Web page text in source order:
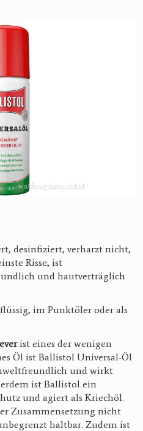
desinfiziert, verharzt nicht,
Risse, ist
und hautverträglich
flüssig, im Punktöler oder als
ist eines der wenigen
Öl ist Ballistol Universal-Öl
und wirkt
ist Ballistol ein
und agiert als Kriechöl.
Zusammensetzung nicht
haltbar. Zudem ist